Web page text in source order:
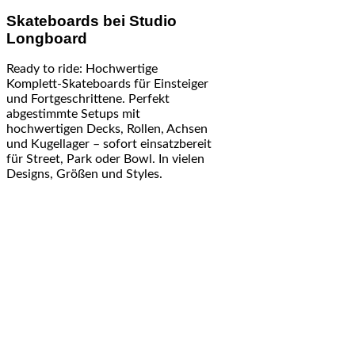
Skateboards bei Studio
Longboard
Ready to ride: Hochwertige
Komplett-Skateboards für Einsteiger
und Fortgeschrittene. Perfekt
abgestimmte Setups mit
hochwertigen Decks, Rollen, Achsen
und Kugellager – sofort einsatzbereit
für Street, Park oder Bowl. In vielen
Designs, Größen und Styles.